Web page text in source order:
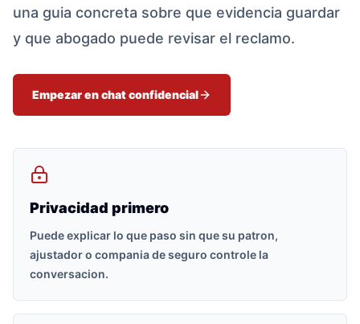
una guia concreta sobre que evidencia guardar
y que abogado puede revisar el reclamo.
Empezar en chat confidencial
Privacidad primero
Puede explicar lo que paso sin que su patron,
ajustador o compania de seguro controle la
conversacion.